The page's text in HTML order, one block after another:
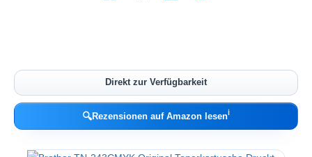
Direkt zur Verfügbarkeit
🔍Rezensionen auf Amazon lesenℹ︎